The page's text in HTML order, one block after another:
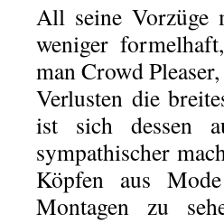
All seine Vorzüge
weniger
man Crowd
Verlusten die
ist sich dessen
sympathischer
Köpfen aus
Montagen zu